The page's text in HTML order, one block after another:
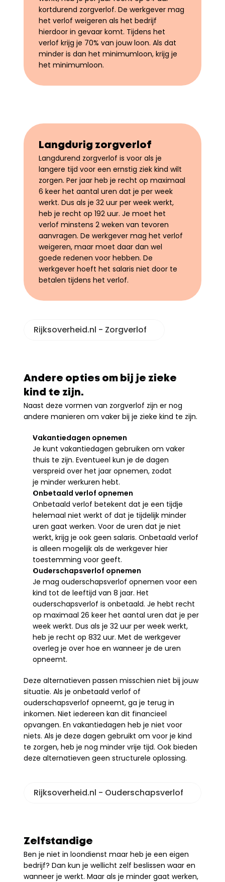
kortdurend zorgverlof. De werkgever mag
het verlof weigeren als het bedrijf
hierdoor in gevaar komt. Tijdens het
verlof krijg je 70% van jouw loon. Als dat
minder is dan het minimumloon, krijg je
het minimumloon.
Langdurig zorgverlof
Langdurend zorgverlof is voor als je
langere tijd voor een ernstig ziek kind wilt
zorgen. Per jaar heb je recht op maximaal
6 keer het aantal uren dat je per week
werkt. Dus als je 32 uur per week werkt,
heb je recht op 192 uur. Je moet het
verlof minstens 2 weken van tevoren
aanvragen. De werkgever mag het verlof
weigeren, maar moet daar dan wel
goede redenen voor hebben. De
werkgever hoeft het salaris niet door te
betalen tijdens het verlof.
Rijksoverheid.nl - Zorgverlof
Andere opties om bij je zieke
kind te zijn.
Naast deze vormen van zorgverlof zijn er nog
andere manieren om vaker bij je zieke kind te zijn.
Vakantiedagen opnemen
Je kunt vakantiedagen gebruiken om vaker
thuis te zijn. Eventueel kun je de dagen
verspreid over het jaar opnemen, zodat
je minder werkuren hebt.
Onbetaald verlof opnemen
Onbetaald verlof betekent dat je een tijdje
helemaal niet werkt of dat je tijdelijk minder
uren gaat werken. Voor de uren dat je niet
werkt, krijg je ook geen salaris. Onbetaald verlof
is alleen mogelijk als de werkgever hier
toestemming voor geeft.
Ouderschapsverlof opnemen
Je mag ouderschapsverlof opnemen voor een
kind tot de leeftijd van 8 jaar. Het
ouderschapsverlof is onbetaald. Je hebt recht
op maximaal 26 keer het aantal uren dat je per
week werkt. Dus als je 32 uur per week werkt,
heb je recht op 832 uur. Met de werkgever
overleg je over hoe en wanneer je de uren
opneemt.
Deze alternatieven passen misschien niet bij jouw
situatie. Als je onbetaald verlof of
ouderschapsverlof opneemt, ga je terug in
inkomen. Niet iedereen kan dit financieel
opvangen. En vakantiedagen heb je niet voor
niets. Als je deze dagen gebruikt om voor je kind
te zorgen, heb je nog minder vrije tijd. Ook bieden
deze alternatieven geen structurele oplossing.
Rijksoverheid.nl - Ouderschapsverlof
Zelfstandige
Ben je niet in loondienst maar heb je een eigen
bedrijf? Dan kun je wellicht zelf beslissen waar en
wanneer je werkt. Maar als je minder gaat werken,